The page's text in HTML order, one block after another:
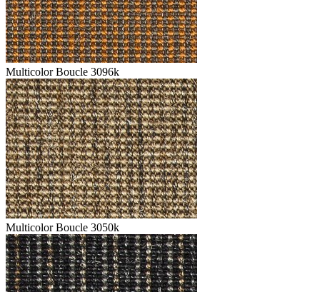
Multicolor Boucle 3096k
Multicolor Boucle 3050k